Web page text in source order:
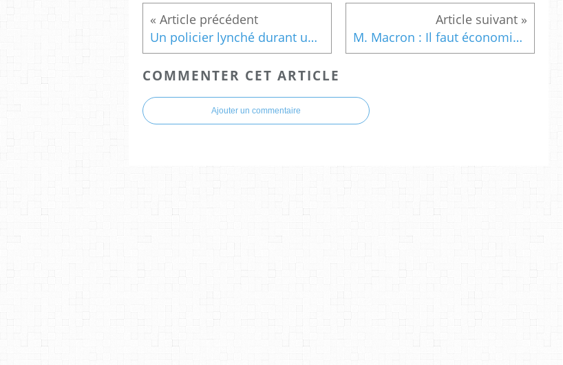
Un policier lynché durant une manifestation en France M. Macron : Il faut économiser la honte !
COMMENTER CET ARTICLE
Ajouter un commentaire